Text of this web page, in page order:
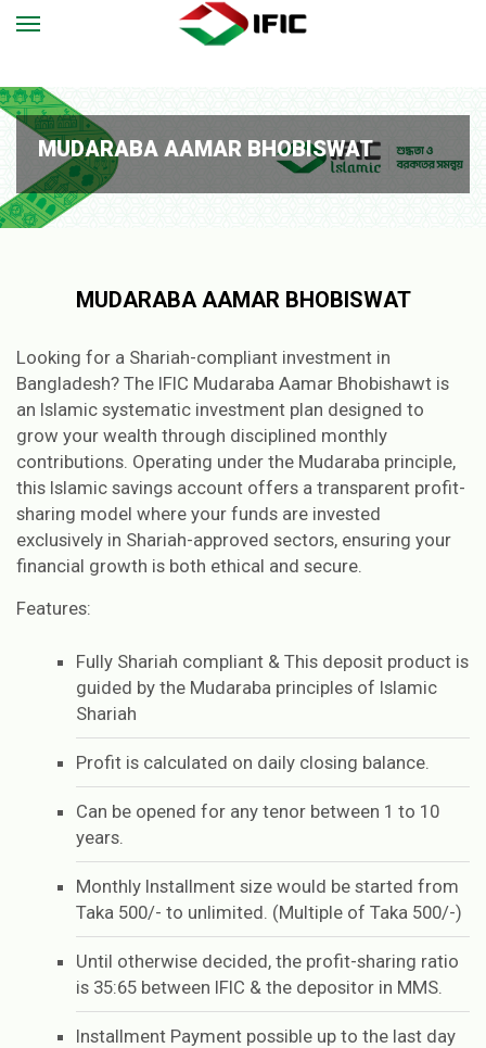
MUDARABA AAMAR BHOBISWAT
MUDARABA AAMAR BHOBISWAT
Looking for a Shariah-compliant investment in
Bangladesh? The IFIC Mudaraba Aamar Bhobishawt is
an Islamic systematic investment plan designed to
grow your wealth through disciplined monthly
contributions. Operating under the Mudaraba principle,
this Islamic savings account offers a transparent profit-
sharing model where your funds are invested
exclusively in Shariah-approved sectors, ensuring your
financial growth is both ethical and secure.
Features:
Fully Shariah compliant & This deposit product is
guided by the Mudaraba principles of Islamic
Shariah
Profit is calculated on daily closing balance.
Can be opened for any tenor between 1 to 10
years.
Monthly Installment size would be started from
Taka 500/- to unlimited. (Multiple of Taka 500/-)
Until otherwise decided, the profit-sharing ratio
is 35:65 between IFIC & the depositor in MMS.
Installment Payment possible up to the last day